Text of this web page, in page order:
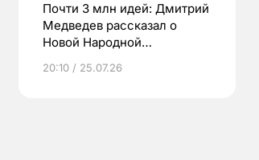
Почти 3 млн идей: Дмитрий
Медведев рассказал о
Новой Народной
20:10 / 25.07.26